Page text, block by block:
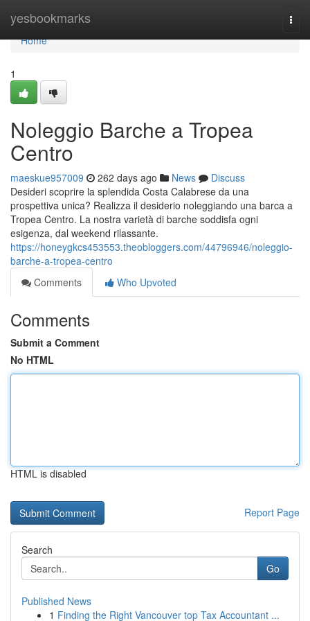
yesbookmarks
Home
Home
1
Noleggio Barche a Tropea
Centro
maeskue957009 262 days ago News
Discuss
Desideri scoprire la splendida Costa Calabrese da una
prospettiva unica? Realizza il desiderio noleggiando una barca a
Tropea Centro. La nostra varietà di barche soddisfa ogni
esigenza, dal weekend rilassante.
https://honeygkcs453553.theobloggers.com/44796946/noleggio-
barche-a-tropea-centro
Comments
Who Upvoted
Comments
Submit a Comment
No HTML
HTML is disabled
Report Page
Search
Go
Published News
1 Finding the Right Vancouver top Tax Accountant ...